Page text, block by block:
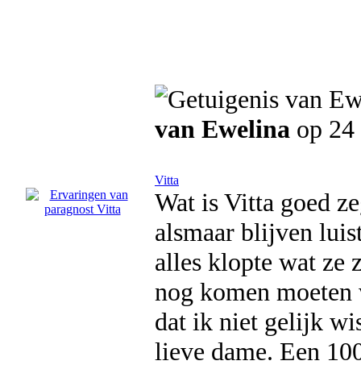
van Ewelina op
Vitta
Wat is Vitta goed
alsmaar blijven
alles klopte wat ze
nog komen
dat ik niet gelijk
lieve dame. Een